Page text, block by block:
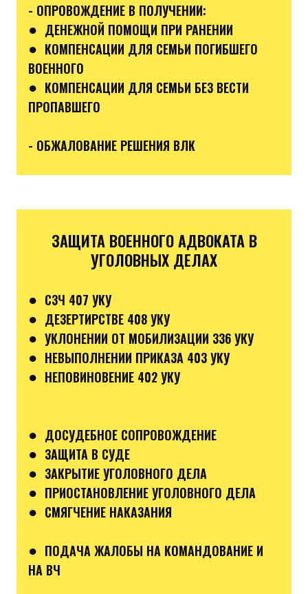
- ОПРОВОЖДЕНИЕ В ПОЛУЧЕНИИ:
● ДЕНЕЖНОЙ ПОМОЩИ ПРИ РАНЕНИИ
● КОМПЕНСАЦИИ ДЛЯ СЕМЬИ ПОГИБШЕГО
ВОЕННОГО
● КОМПЕНСАЦИИ ДЛЯ СЕМЬИ БЕЗ ВЕСТИ
ПРОПАВШЕГО
- ОБЖАЛОВАНИЕ РЕШЕНИЯ ВЛК
ЗАЩИТА ВОЕННОГО АДВОКАТА В
УГОЛОВНЫХ ДЕЛАХ
● СЗЧ 407 УКУ
● ДЕЗЕРТИРСТВЕ 408 УКУ
● УКЛОНЕНИИ ОТ МОБИЛИЗАЦИИ 336 УКУ
● НЕВЫПОЛНЕНИИ ПРИКАЗА 403 УКУ
● НЕПОВИНОВЕНИЕ 402 УКУ
● ДОСУДЕБНОЕ СОПРОВОЖДЕНИЕ
● ЗАЩИТА В СУДЕ
● ЗАКРЫТИЕ УГОЛОВНОГО ДЕЛА
● ПРИОСТАНОВЛЕНИЕ УГОЛОВНОГО ДЕЛА
● СМЯГЧЕНИЕ НАКАЗАНИЯ
● ПОДАЧА ЖАЛОБЫ НА КОМАНДОВАНИЕ И
НА ВЧ